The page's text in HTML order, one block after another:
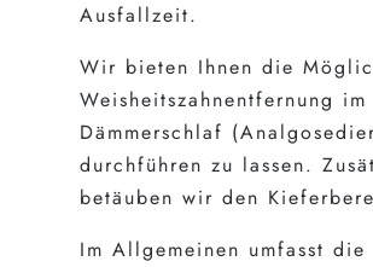
Ausfallzeit.
Wir bieten Ihnen die
Weisheitszahnentfernung im
Dämmerschlaf
durchführen zu lassen.
betäuben wir den
Im Allgemeinen umfasst die